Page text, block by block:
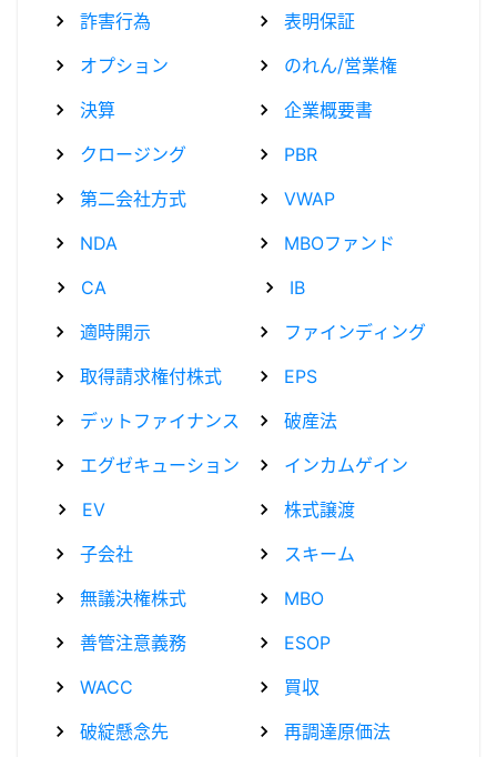
詐害行為
表明保証
オプション
のれん/営業権
決算
企業概要書
クロージング
PBR
第二会社方式
VWAP
NDA
MBOファンド
CA
IB
適時開示
ファインディング
取得請求権付株式
EPS
デットファイナンス
破産法
エグゼキューション
インカムゲイン
EV
株式譲渡
子会社
スキーム
無議決権株式
MBO
善管注意義務
ESOP
WACC
買収
破綻懸念先
再調達原価法